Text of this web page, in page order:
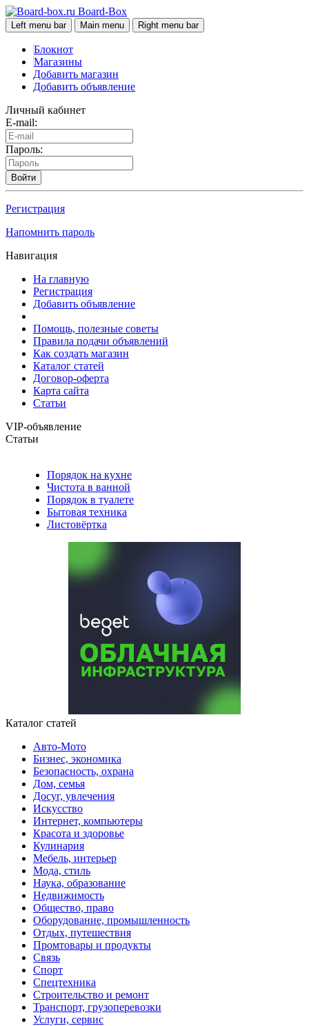
Board-Box
Left menu bar Main menu Right menu bar
Блокнот
Магазины
Добавить магазин
Добавить объявление
Личный кабинет
E-mail:
Пароль:
Войти
Регистрация
Напомнить пароль
Навигация
На главную
Регистрация
Добавить объявление
Помощь, полезные советы
Правила подачи объявлений
Как создать магазин
Каталог статей
Договор-оферта
Карта сайта
Статьи
VIP-объявление
Статьи
Порядок на кухне
Чистота в ванной
Порядок в туалете
Бытовая техника
Листовёртка
Каталог статей
Авто-Мото
Бизнес, экономика
Безопасность, охрана
Дом, семья
Досуг, увлечения
Искусство
Интернет, компьютеры
Красота и здоровье
Кулинария
Мебель, интерьер
Мода, стиль
Наука, образование
Недвижимость
Общество, право
Оборудование, промышленность
Отдых, путешествия
Промтовары и продукты
Связь
Спорт
Спецтехника
Строительство и ремонт
Транспорт, грузоперевозки
Услуги, сервис